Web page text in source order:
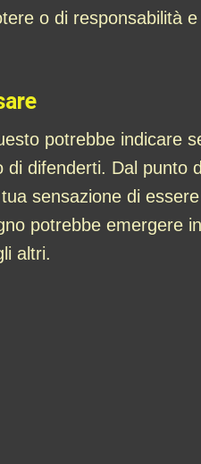
o di responsabilità
potrebbe indicare
difenderti. Dal punto
sensazione di
potrebbe emergere
altri.